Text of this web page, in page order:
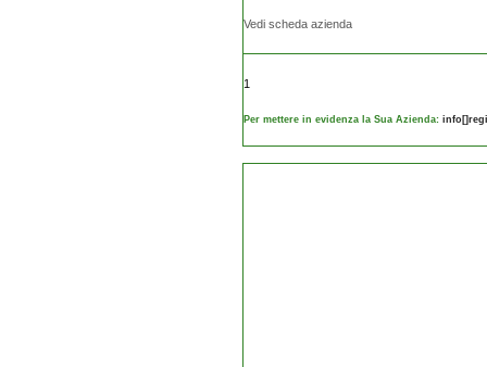
Vedi scheda azienda
1
Per mettere in evidenza la Sua Azienda: